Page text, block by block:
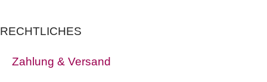
RECHTLICHES
Zahlung & Versand